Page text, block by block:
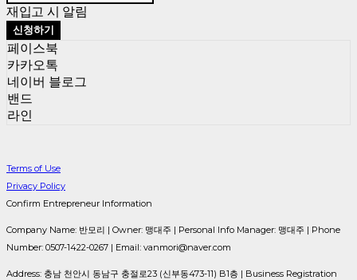
재입고 시 알림
신청하기
페이스북
카카오톡
네이버 블로그
밴드
라인
Terms of Use
Privacy Policy
Confirm Entrepreneur Information
Company Name: 반모리 | Owner: 맹대주 | Personal Info Manager: 맹대주 | Phone
Number: 0507-1422-0267 | Email: vanmori@naver.com
Address: 충남 천안시 동남구 충절로23 (신부동473-11) B1층 | Business Registration